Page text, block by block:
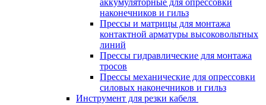
аккумуляторные для опрессовки
наконечников и гильз
Прессы и матрицы для монтажа
контактной арматуры высоковольтных
линий
Прессы гидравлические для монтажа
тросов
Прессы механические для опрессовки
силовых наконечников и гильз
Инструмент для резки кабеля